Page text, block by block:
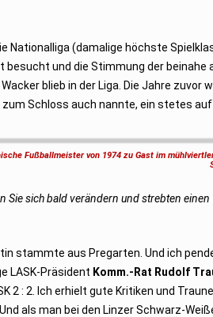
Nationalliga (damalige höchste
und die Stimmung der beinahe
blieb in der Liga. Die Jahre
Schloss auch nannte, ein stetes auf
Fußballmeister von 1974 zu Gast im
Sie sich bald verändern und strebten
stammte aus Pregarten. Und ich
LASK-Präsident Komm.-Rat Rudolf
2 : 2. Ich erhielt gute Kritiken und
als man bei den Linzer Schwarz-